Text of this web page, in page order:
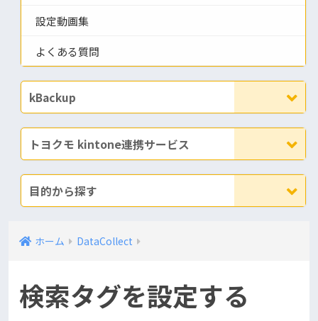
設定動画集
よくある質問
kBackup
トヨクモ kintone連携サービス
目的から探す
ホーム DataCollect
検索タグを設定する